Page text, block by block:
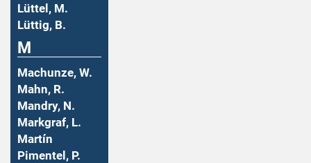
Lüttel, M.
Lüttig, B.
M
Machunze, W.
Mahn, R.
Mandry, N.
Markgraf, L.
Martín
Pimentel, P.